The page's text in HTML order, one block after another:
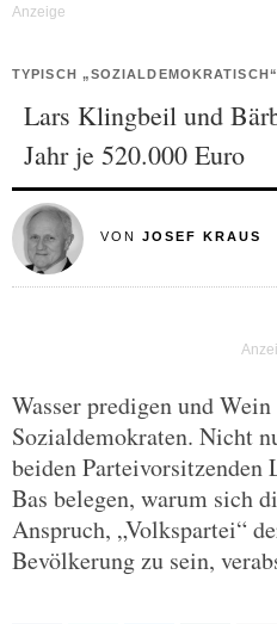
TYPISCH „SOZIALDEMOKRATISCH“
Lars Klingbeil und
Jahr je 520.000 Euro
VON JOSEF KRAUS
Wasser predigen und
Sozialdemokraten. Nicht
beiden
Bas belegen, warum sich
Anspruch, „Volkspartei“
Bevölkerung zu sein,